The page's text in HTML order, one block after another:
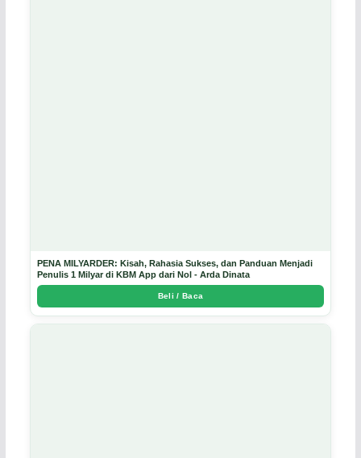
PENA MILYARDER: Kisah, Rahasia Sukses, dan Panduan Menjadi
Penulis 1 Milyar di KBM App dari Nol - Arda Dinata
Beli / Baca